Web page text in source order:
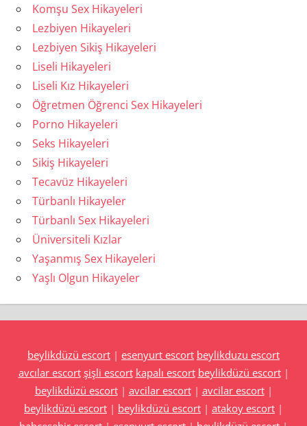
Komşu Sex Hikayeleri
Lezbiyen Hikayeleri
Lezbiyen Sikiş Hikayeleri
Liseli Hikayeleri
Liseli Kız Hikayeleri
Öğretmen Öğrenci Sex Hikayeleri
Porno Hikayeleri
Seks Hikayeleri
Sikiş Hikayeleri
Tecavüz Hikayeleri
Türbanlı Hikayeler
Türbanlı Sex Hikayeleri
Üniversiteli Kızlar
Yaşanmış Sex Hikayeleri
Yaşlı Olgun Hikayeler
beylikdüzü escort | esenyurt escort beylikduzu escort
avcılar escort şişli escort kapalı escort beylikdüzü escort|
beylikdüzü escort| avcilar escort| avcilar escort|
beylikdüzü escort | beylikdüzü escort | atakoy escort |